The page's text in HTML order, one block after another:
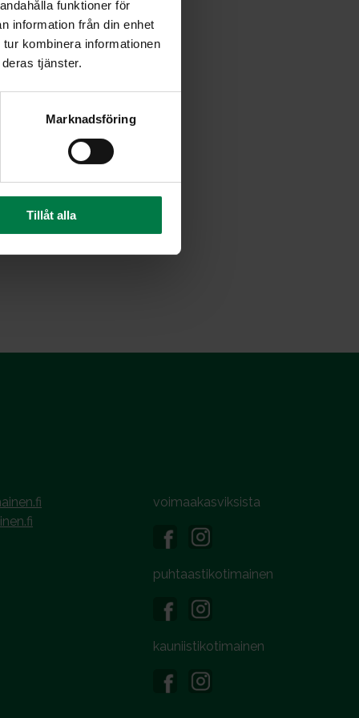
funktioner för
information från din enhet
kombinera informationen
tjänster.
Marknadsföring
Tillåt alla
voimaakasviksista
puhtaastikotimainen
kauniistikotimainen